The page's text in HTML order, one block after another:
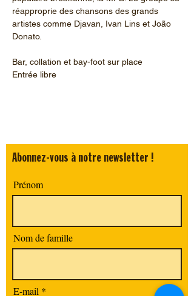
réapproprie des chansons des grands
artistes comme Djavan, Ivan Lins et João
Donato.
Bar, collation et bay-foot sur place
Entrée libre
Abonnez-vous à notre newsletter !
Prénom
Nom de famille
E-mail